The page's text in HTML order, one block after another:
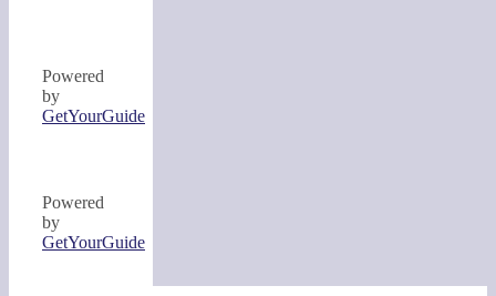
Powered
by
GetYourGuide
Powered
by
GetYourGuide